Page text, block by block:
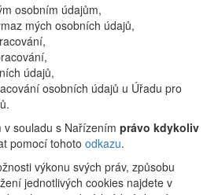
osobním údajům,
mých osobních údajů,
údajů,
osobních údajů u Úřadu pro
v souladu s Nařízením právo kdykoliv
pomocí tohoto odkazu.
výkonu svých práv, způsobu
jednotlivých cookies najdete v